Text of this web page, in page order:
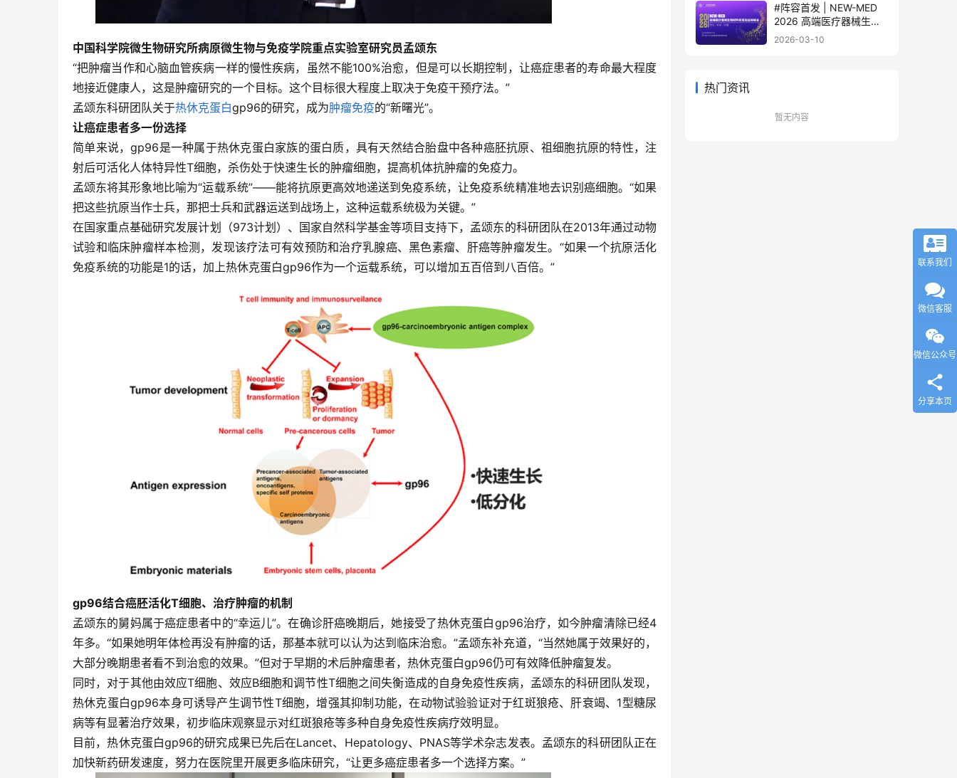
中国科学院微生物研究所病原微生物与免疫学院重点实验室研究员孟颂东
“把肿瘤当作和心脑血管疾病一样的慢性疾病，虽然不能100%治愈，但是可以长期控制，让癌症患者的寿命最大程度
地接近健康人，这是肿瘤研究的一个目标。 这个目标很大程度上取决于免疫干预疗法。”
孟颂东科研团队关于热休克蛋白gp96的研究，成为肿瘤免疫的“新曙光”。
让癌症患者多一份选择
简单来说，gp96是一种属于热休克蛋白家族的蛋白质，具有天然结合胎盘中各种癌胚抗原、祖细胞抗原的特性，注
射后可活化人体特异性T细胞，杀伤处于快速生长的肿瘤细胞，提高机体抗肿瘤的免疫力。
孟颂东将其形象地比喻为“运载系统”——能将抗原更高效地递送到免疫系统，让免疫系统精准地去识别癌细胞。“如果
把这些抗原当作士兵，那把士兵和武器运送到战场上，这种运载系统极为关键。”
在国家重点基础研究发展计划（973计划）、国家自然科学基金等项目支持下，孟颂东的科研团队在2013年通过动物
试验和临床肿瘤样本检测，发现该疗法可有效预防和治疗乳腺癌、黑色素瘤、肝癌等肿瘤发生。 “如果一个抗原活化
免疫系统的功能是1的话，加上热休克蛋白gp96作为一个运载系统，可以增加五百倍到八百倍。”
gp96结合癌胚活化T细胞、治疗肿瘤的机制
孟颂东的舅妈属于癌症患者中的“幸运儿”。在确诊肝癌晚期后，她接受了热休克蛋白gp96治疗，如今肿瘤清除已经4
年多。“如果她明年体检再没有肿瘤的话，那基本就可以认为达到临床治愈。”孟颂东补充道，“当然她属于效果好的，
大部分晚期患者看不到治愈的效果。”但对于早期的术后肿瘤患者，热休克蛋白gp96仍可有效降低肿瘤复发。
同时，对于其他由效应T细胞、效应B细胞和调节性T细胞之间失衡造成的自身免疫性疾病，孟颂东的科研团队发现，
热休克蛋白gp96本身可诱导产生调节性T细胞，增强其抑制功能，在动物试验验证对于红斑狼疮、肝衰竭、1型糖尿
病等有显著治疗效果，初步临床观察显示对红斑狼疮等多种自身免疫性疾病疗效明显。
目前，热休克蛋白gp96的研究成果已先后在Lancet、Hepatology、PNAS等学术杂志发表。孟颂东的科研团队正在
加快新药研发速度，努力在医院里开展更多临床研究，“让更多癌症患者多一个选择方案。”
决策者4月齐聚北京
#阵容首发 | NEW-MED
2026 高端医疗器械生物
材料研发及应用峰会 北京
2026-03-10
热门资讯
暂无内容
联系我们
微信客服
微信公众号
分享本页